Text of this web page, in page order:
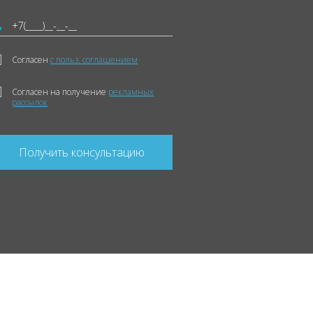
Согласенс польз. соглашением
Согласен на получение рекламных
рассылок
Получить консультацию